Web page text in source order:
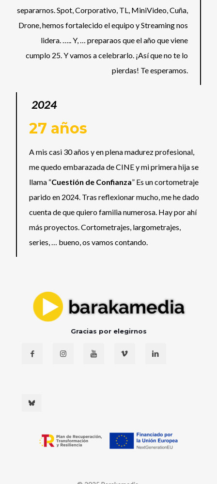
separarnos. Spot, Corporativo, TL, MiniVideo, Cuña,
Drone, hemos fortalecido el equipo y Streaming nos
lidera. ….. Y, … preparaos que el año que viene
cumplo 25. Y vamos a celebrarlo. ¡Así que no te lo
pierdas! Te esperamos.
2024
27 años
A mis casi 30 años y en plena madurez profesional,
me quedo embarazada de CINE y mi primera hija se
llama “Cuestión de Confianza” Es un cortometraje
parido en 2024. Tras reflexionar mucho, me he dado
cuenta de que quiero familia numerosa. Hay por ahí
más proyectos. Cortometrajes, largometrajes,
series, … bueno, os vamos contando.
Gracias por elegirnos